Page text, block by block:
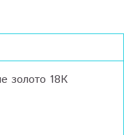
золото 18К